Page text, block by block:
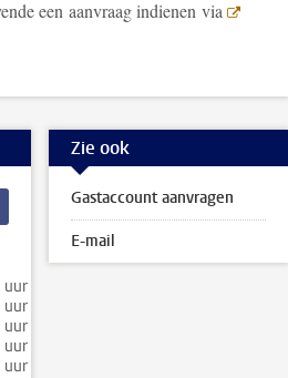
een aanvraag indienen via
uur
uur
uur
uur
uur
Zie ook
Gastaccount aanvragen
E-mail